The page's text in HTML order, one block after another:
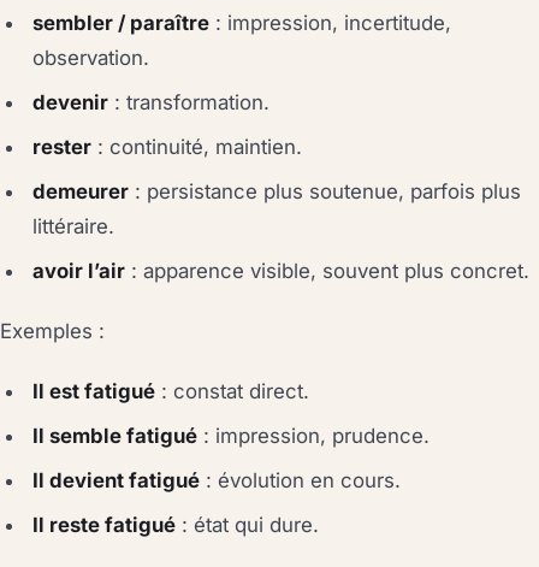
sembler / paraître : impression, incertitude,
observation.
devenir : transformation.
rester : continuité, maintien.
demeurer : persistance plus soutenue, parfois plus
littéraire.
avoir l’air : apparence visible, souvent plus concret.
Exemples :
Il est fatigué : constat direct.
Il semble fatigué : impression, prudence.
Il devient fatigué : évolution en cours.
Il reste fatigué : état qui dure.